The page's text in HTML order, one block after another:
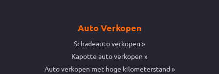
Auto Verkopen
Schadeauto verkopen
Kapotte auto verkopen
Auto verkopen met hoge kilometerstand